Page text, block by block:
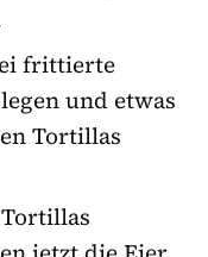
frittierte
und etwas
Tortillas